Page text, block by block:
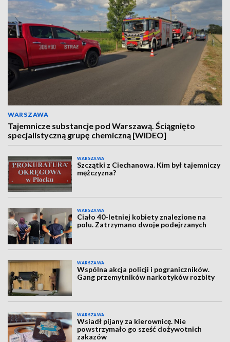
WARSZAWA
Tajemnicze substancje pod Warszawą. Ściągnięto
specjalistyczną grupę chemiczną [WIDEO]
WARSZAWA
Szczątki z Ciechanowa. Kim był tajemniczy
mężczyzna?
WARSZAWA
Ciało 40-letniej kobiety znalezione na
polu. Zatrzymano dwoje podejrzanych
WARSZAWA
Wspólna akcja policji i pograniczników.
Gang przemytników narkotyków rozbity
WARSZAWA
Wsiadł pijany za kierownicę. Nie
powstrzymało go sześć dożywotnich
zakazów